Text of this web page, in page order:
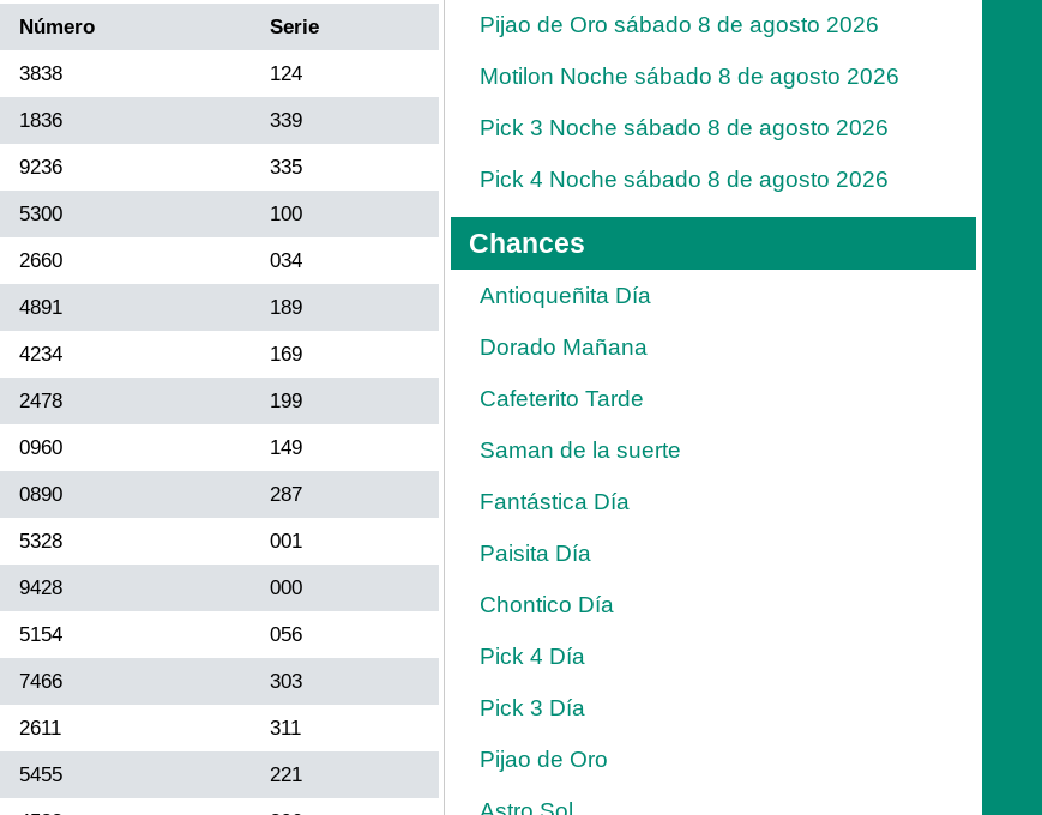
Número Serie
3838 124
1836 339
9236 335
5300 100
2660 034
4891 189
4234 169
2478 199
0960 149
0890 287
5328 001
9428 000
5154 056
7466 303
2611 311
5455 221
Pijao de Oro sábado 8 de agosto 2026
Motilon Noche sábado 8 de agosto 2026
Pick 3 Noche sábado 8 de agosto 2026
Pick 4 Noche sábado 8 de agosto 2026
Chances
Antioqueñita Día
Dorado Mañana
Cafeterito Tarde
Saman de la suerte
Fantástica Día
Paisita Día
Chontico Día
Pick 4 Día
Pick 3 Día
Pijao de Oro